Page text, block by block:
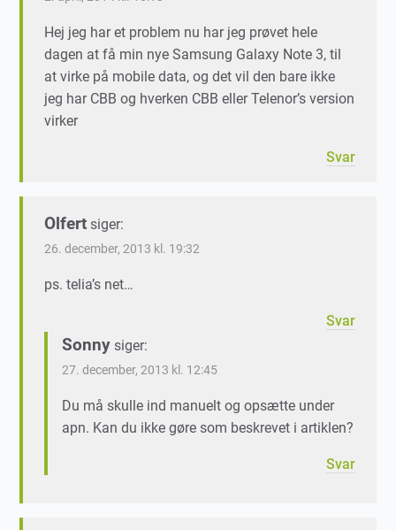
Hej jeg har et problem nu har jeg prøvet hele
dagen at få min nye Samsung Galaxy Note 3, til
at virke på mobile data, og det vil den bare ikke
jeg har CBB og hverken CBB eller Telenor’s version
virker
Svar
Olfert siger:
26. december, 2013 kl. 19:32
ps. telia’s net…
Svar
Sonny siger:
27. december, 2013 kl. 12:45
Du må skulle ind manuelt og opsætte under
apn. Kan du ikke gøre som beskrevet i artiklen?
Svar